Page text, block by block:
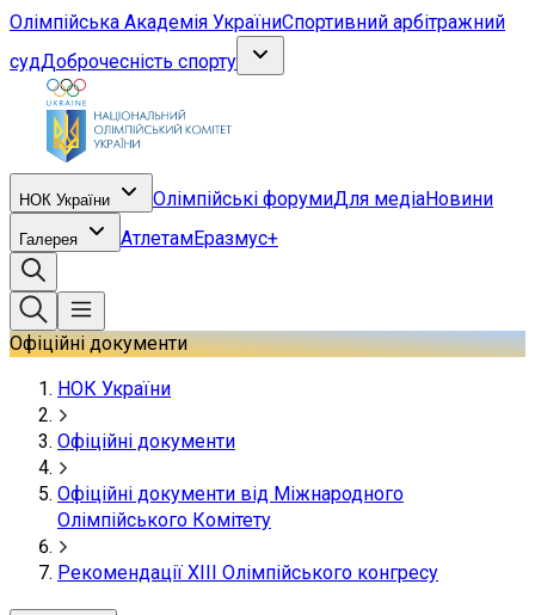
Олімпійська Академія УкраїниСпортивний арбітражний
судДоброчесність спорту
НОК України Олімпійські форумиДля медіаНовини
Галерея АтлетамЕразмус+
Офіційні документи
НОК України
Офіційні документи
Офіційні документи від Міжнародного
Олімпійського Комітету
Рекомендації ХІІІ Олімпійського конгресу